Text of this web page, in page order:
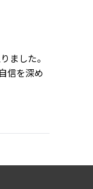
ました。
信を深め